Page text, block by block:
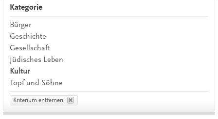
Kategorie
Bürger
Geschichte
Gesellschaft
Jüdisches Leben
Kultur
Topf und Söhne
Kriterium entfernen